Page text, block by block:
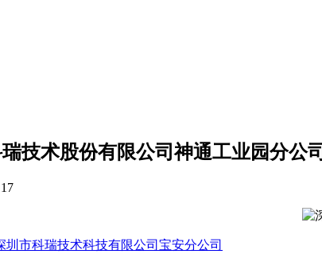
技术股份有限公司神通工业园分公司
17
圳市科瑞技术科技有限公司宝安分公司